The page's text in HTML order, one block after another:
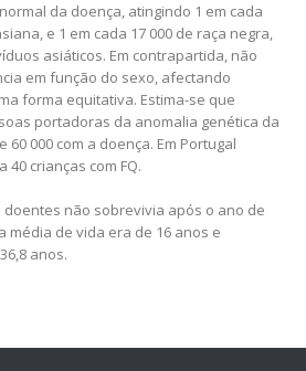
da doença, atingindo 1 em cada
e 1 em cada 17 000 de raça negra,
asiáticos. Em contrapartida, não
em função do sexo, afectando
forma equitativa. Estima-se que
portadoras da anomalia genética da
60 000 com a doença. Em Portugal
40 crianças com FQ.
doentes não sobrevivia após o ano de
média de vida era de 16 anos e
anos.